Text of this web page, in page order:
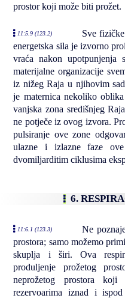
prostor koji može biti prožet.
11:5.9 (123.2)
Sve
energetska sila je izvorno
vraća nakon
materijalne organizacije
iz nižeg Raja u njihovim
je maternica nekoliko
vanjska zona središnjeg
ne potječe iz ovog izvora.
pulsiranje ove zone
ulazne i izlazne faze
dvomiljarditim ciklusima
6.
11:6.1 (123.3)
Ne
prostora; samo možemo
skuplja i širi. Ova
produljenje prožetog
neprožetog prostora
rezervoarima iznad i